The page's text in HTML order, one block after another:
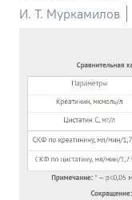
И. Т. Муркамилов